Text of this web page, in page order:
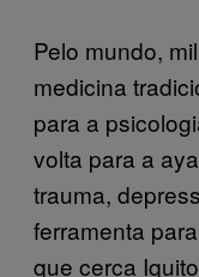
Pelo mundo,
medicina
para a
volta para a
trauma,
ferramenta
que cerca